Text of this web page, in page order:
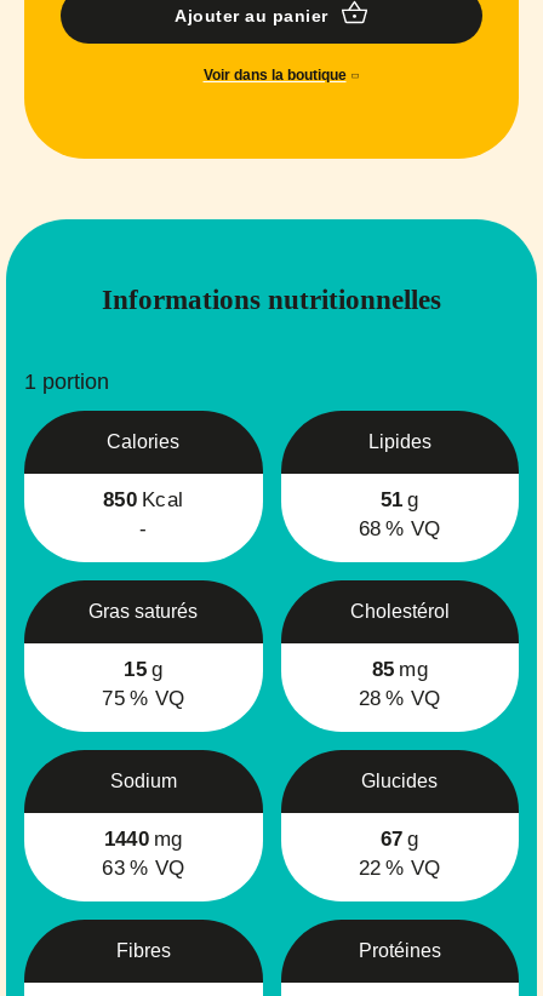
Ajouter au panier
Voir dans la boutique
Informations nutritionnelles
1 portion
Calories
850 Kcal
-
Lipides
51 g
68 % VQ
Gras saturés
15 g
75 % VQ
Cholestérol
85 mg
28 % VQ
Sodium
1440 mg
63 % VQ
Glucides
67 g
22 % VQ
Fibres Protéines